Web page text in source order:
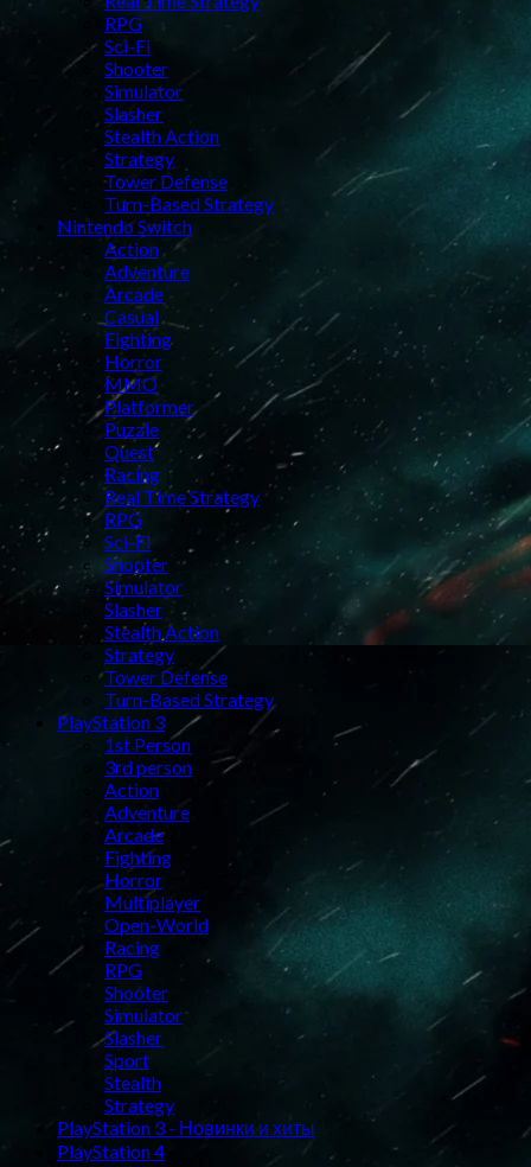
RPG
Sci-Fi
Shooter
Simulator
Slasher
Stealth Action
Strategy
Tower Defense
Turn-Based Strategy
Nintendo Switch
Action
Adventure
Arcade
Casual
Fighting
Horror
MMO
Platformer
Puzzle
Quest
Racing
Real Time Strategy
RPG
Sci-Fi
Shooter
Simulator
Slasher
Stealth Action
Strategy
Tower Defense
Turn-Based Strategy
PlayStation 3
1st Person
3rd person
Action
Adventure
Arcade
Fighting
Horror
Multiplayer
Open-World
Racing
RPG
Shooter
Simulator
Slasher
Sport
Stealth
Strategy
PlayStation 3 - Новинки и хиты
PlayStation 4